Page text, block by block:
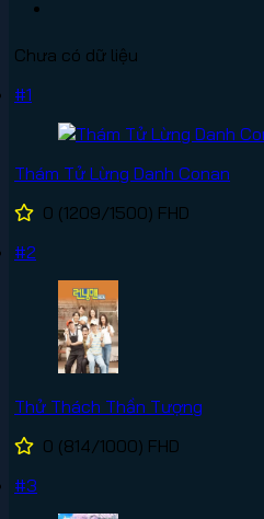
Chưa có dữ liệu
#1
Thám Tử Lừng Danh Conan
0 (1209/1500) FHD
#2
Thử Thách Thần Tượng
0 (814/1000) FHD
#3